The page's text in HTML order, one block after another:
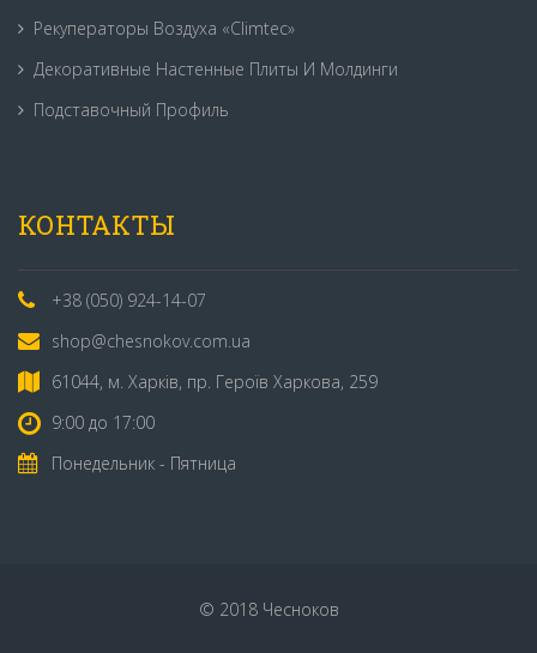
Рекуператоры Воздуха «Climtec»
Декоративные Настенные Плиты И Молдинги
Подставочный Профиль
КОНТАКТЫ
+38 (050) 924-14-07
shop@chesnokov.com.ua
61044, м. Харків, пр. Героїв Харкова, 259
9:00 до 17:00
Понедельник - Пятница
© 2018 Чесноков